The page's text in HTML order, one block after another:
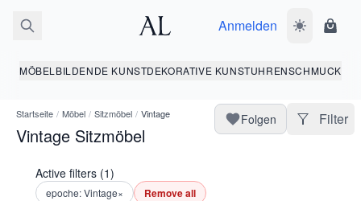
Anmelden
MÖBEL BILDENDE KUNSTDEKORATIVE KUNSTUHRENSCHMUCK
Startseite / Möbel / Sitzmöbel / Vintage
Vintage Sitzmöbel
Folgen Filter
Active filters (1)
epoche: Vintage× Remove all